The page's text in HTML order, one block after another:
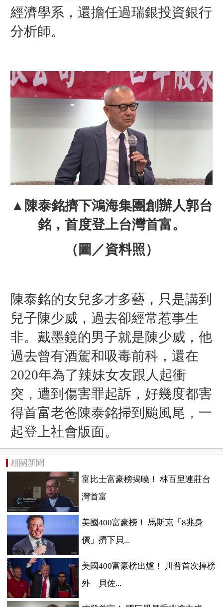
經濟學系，還擔任過瑞銀投資銀行
分析師。
▲陳泰銘擠下鴻海集團創辦人郭台
銘，首度登上台灣首富。
（圖／資料照）
陳泰銘的女兒多才多藝，只是講到
兒子陳少威，過去卻經常惹事生
非。 戴墨鏡的男子就是陳少威，他
過去曾有酒駕和吸毒前科，還在
2020年為了辣妹女友跟人起衝
突，遭到傷害罪起訴，好幾度都害
得首富老爸陳泰銘掃到颱風尾，一
起登上社會版面。
相關新聞
富比士富豪榜揭曉！ 林百里連莊台
灣首富
美國400富豪榜！ 馬斯克「8兆身
價」擠下貝...
美國400富豪榜出爐！ 川普首次掉榜
外 貝佐...